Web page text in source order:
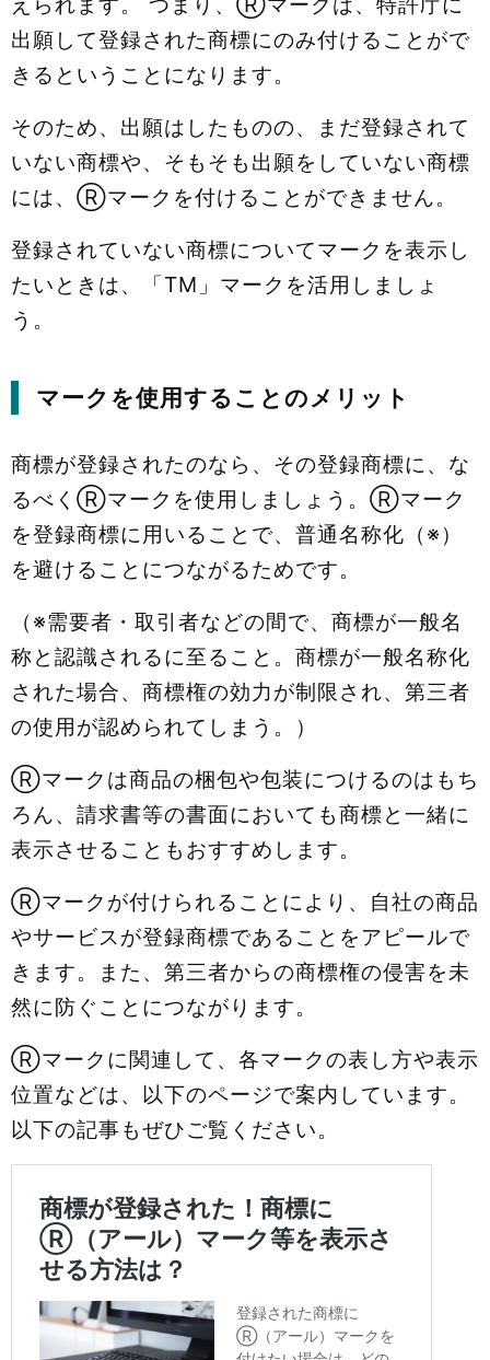
出願して登録された商標にのみ付けることがで
きるということになります。
そのため、出願はしたものの、まだ登録されて
いない商標や、そもそも出願をしていない商標
には、Ⓡマークを付けることができません。
登録されていない商標についてマークを表示し
たいときは、「TM」マークを活用しましょ
う。
マークを使用することのメリット
商標が登録されたのなら、その登録商標に、な
るべくⓇマークを使用しましょう。Ⓡマーク
を登録商標に用いることで、普通名称化（※）
を避けることにつながるためです。
（※需要者・取引者などの間で、商標が一般名
称と認識されるに至ること。商標が一般名称化
された場合、商標権の効力が制限され、第三者
の使用が認められてしまう。）
Ⓡマークは商品の梱包や包装につけるのはもち
ろん、請求書等の書面においても商標と一緒に
表示させることもおすすめします。
Ⓡマークが付けられることにより、自社の商品
やサービスが登録商標であることをアピールで
きます。また、第三者からの商標権の侵害を未
然に防ぐことにつながります。
Ⓡマークに関連して、各マークの表し方や表示
位置などは、以下のページで案内しています。
以下の記事もぜひご覧ください。